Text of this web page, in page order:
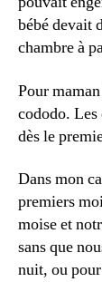
bébé devait
chambre à
Pour
cododo. Les
dès le
Dans mon
premiers
moise et
sans que
nuit, ou